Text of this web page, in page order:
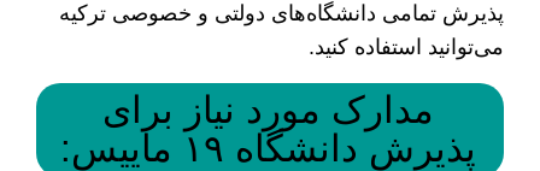
پذیرش تمامی دانشگاه‌های دولتی و خصوصی ترکیه
می‌توانید استفاده کنید.
مدارک مورد نیاز برای
پذیرش دانشگاه ۱۹ ماییس: